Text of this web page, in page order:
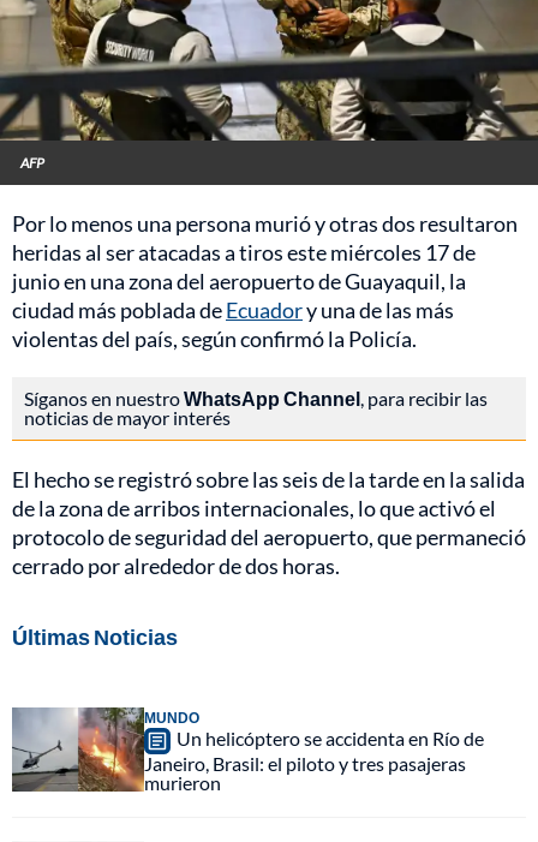
AFP
Por lo menos una persona murió y otras dos resultaron
heridas al ser atacadas a tiros este miércoles 17 de
junio en una zona del aeropuerto de Guayaquil, la
ciudad más poblada deEcuadory una de las más
violentas del país, según confirmó la Policía.
Síganos en nuestroWhatsApp Channel, para recibir las
noticias de mayor interés
El hecho se registró sobre las seis de la tarde en la salida
de la zona de arribos internacionales, lo que activó el
protocolo de seguridad del aeropuerto, que permaneció
cerrado por alrededor de dos horas.
Últimas Noticias
MUNDO
Un helicóptero se accidenta en Río de
Janeiro, Brasil: el piloto y tres pasajeras
murieron